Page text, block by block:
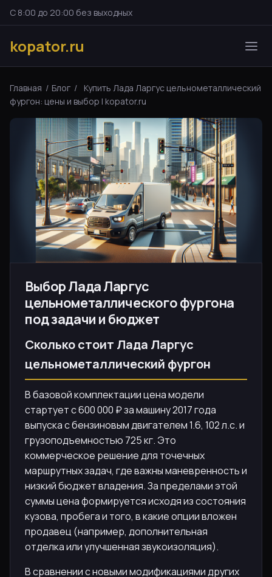
С 8:00 до 20:00 без выходных
kopator.ru
Главная / Блог /
Купить Лада Ларгус цельнометаллический
фургон: цены и выбор | kopator.ru
Выбор Лада Ларгус
цельнометаллического фургона
под задачи и бюджет
Сколько стоит Лада Ларгус
цельнометаллический фургон
В базовой комплектации цена модели
стартует с 600 000 ₽ за машину 2017 года
выпуска с бензиновым двигателем 1.6, 102 л.с. и
грузоподъемностью 725 кг. Это
коммерческое решение для точечных
маршрутных задач, где важны маневренность и
низкий бюджет владения. За пределами этой
суммы цена формируется исходя из состояния
кузова, пробега и того, в какие опции вложен
продавец (например, дополнительная
отделка или улучшенная звукоизоляция).
В сравнении с новыми модификациями других